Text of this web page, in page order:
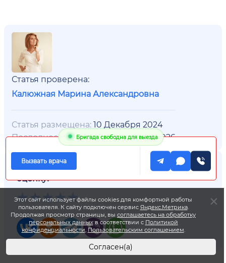
Статья проверена:
Калюжная Марина Александровна
Статья размещена:10 Декабря 2024
Последнее изменнение:30 Июля 2026
Понравилась статья? Поставьте
оценку!
Этот сайт использует файлы cookies для комфортной работы
пользователя. К сайту подключен сервис Яндекс.Метрика.
Продолжая просмотр страницы, высоглашаетесь на обработку
персональных данныхв соответствии с Политикой
конфиденциальности, Пользовательским соглашением.
Согласен(а)
Бригада свободна для выезда
Вызвать врача